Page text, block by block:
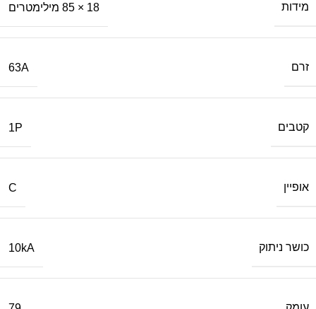
מידות 18 × 85 מילימטרים
זרם 63A
קטבים 1P
אופיין C
כושר ניתוק 10kA